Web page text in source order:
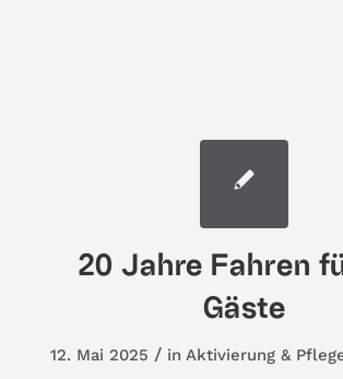
20 Jahre Fahren
Gäste
12. Mai 2025 / in Aktivierung &